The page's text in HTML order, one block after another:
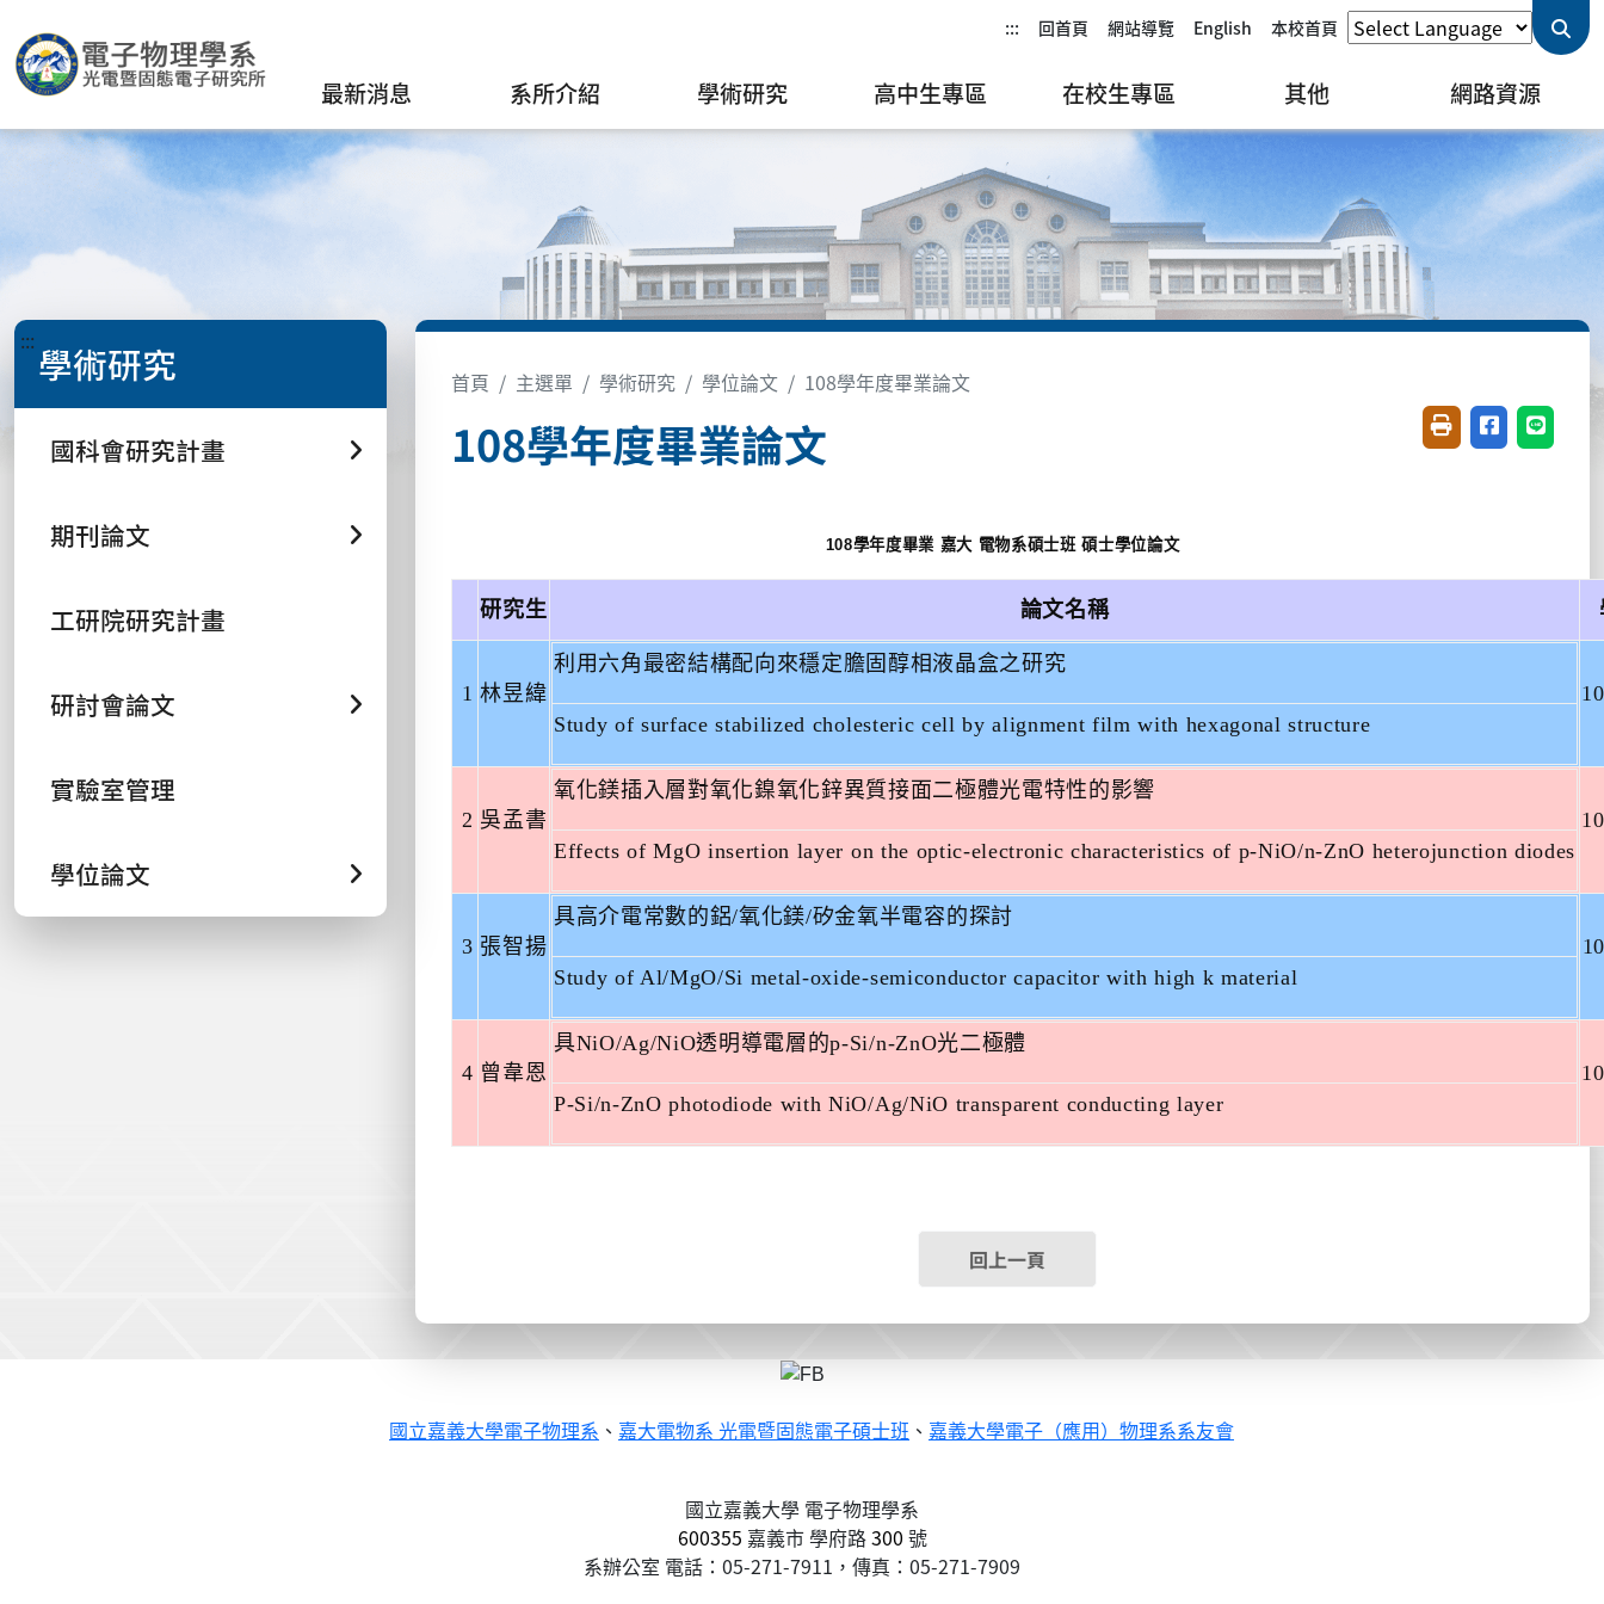
::: 回首頁 網站導覽 English 本校首頁
最新消息 系所介紹 學術研究 高中生專區 在校生專區 其他 網路資源
::: 學術研究
國科會研究計畫
期刊論文
工研院研究計畫
研討會論文
實驗室管理
學位論文
首頁 主選單 學術研究 學位論文 108學年度畢業論文
108學年度畢業論文 友善列印(開新視窗)
分享至臉書(
分享至
108學年度畢業 嘉大 電物系碩士班 碩士學位論文
研究生 論文名稱
1 林昱緯
利用六角最密結構配向來穩定膽固醇相液晶盒之研究
Study of surface stabilized cholesteric cell by alignment film with hexagonal structure
2 吳孟書
氧化鎂插入層對氧化鎳氧化鋅異質接面二極體光電特性的影響
Effects of MgO insertion layer on the optic-electronic characteristics of p-NiO/n-ZnO heterojunction diodes
3 張智揚
具高介電常數的鋁/氧化鎂/矽金氧半電容的探討
Study of Al/MgO/Si metal-oxide-semiconductor capacitor with high k material
4 曾韋恩
具NiO/Ag/NiO透明導電層的p-Si/n-ZnO光二極體
P-Si/n-ZnO photodiode with NiO/Ag/NiO transparent conducting layer
回上一頁
國立嘉義大學電子物理系 、 嘉大電物系 光電暨固態電子碩士班 、 嘉義大學電子（應用）物理系系友會
國立嘉義大學 電子物理學系
600355 嘉義市學府路300 號
系辦公室 電話：05-271-7911，傳真：05-271-7909